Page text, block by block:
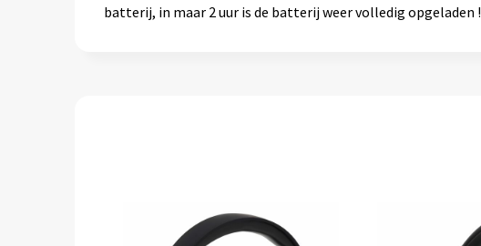
batterij, in maar 2 uur is de batterij weer volledig opgeladen !